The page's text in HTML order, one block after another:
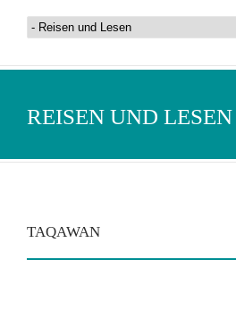
REISEN UND LESEN
TAQAWAN